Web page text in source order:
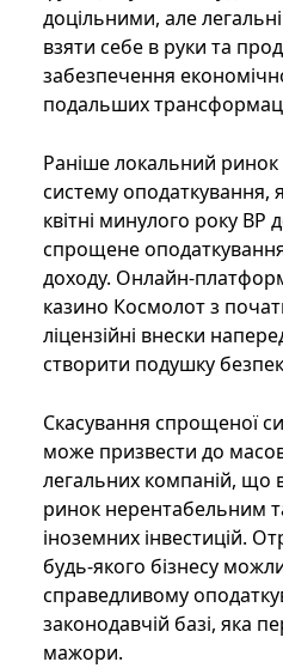
доцільними, але
взяти себе в руки та
забезпечення
подальших
Раніше локальний
систему оподаткування,
квітні минулого року ВР
спрощене
доходу. Онлайн-
казино Космолот з
ліцензійні внески
створити подушку
Скасування спрощеної
може призвести до
легальних компаній, що
ринок нерентабельним
іноземних інвестицій.
будь-якого бізнесу
справедливому
законодавчій базі, яка
мажори.